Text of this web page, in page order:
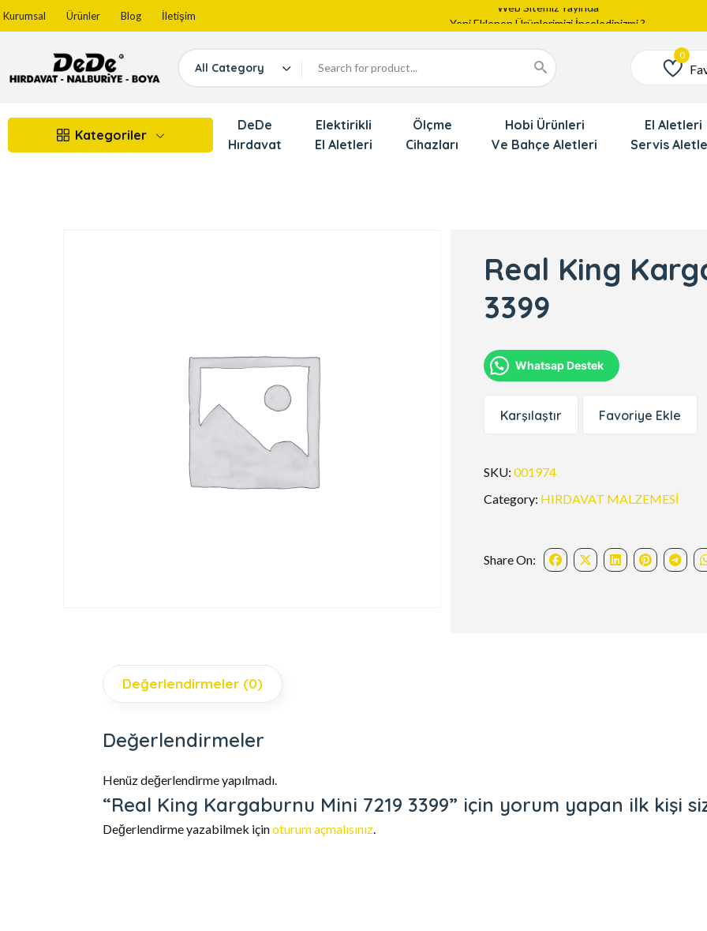
Kurumsal Ürünler Blog İletişim
Web Sitemiz Yayında
Yeni Eklenen Ürünlerimizi İnceledinizmi ?
All Category Favoriler
Kategoriler
DeDe
Hırdavat
Elektirikli
El Aletleri
Ölçme
Cihazları
Hobi Ürünleri
Ve Bahçe Aletleri
El Aletleri
Servis
Real King
3399
Whatsap Destek
Karşılaştır Favoriye Ekle
SKU:001974
Category: HIRDAVAT MALZEMESİ
Share On:
Değerlendirmeler (0)
Değerlendirmeler
Henüz değerlendirme yapılmadı.
“Real King Kargaburnu Mini 7219 3399” için yorum yapan ilk kişi
Değerlendirme yazabilmek içinoturum açmalısınız.